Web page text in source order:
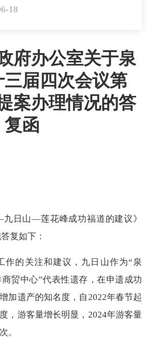
18
府办公室关于泉
届四次会议第
案办理情况的答
复函
山—莲花峰成功福道的建议》
复如下：
的关注和建议，九日山作为“泉
贸中心”代表性遗存，在申遗成功
加遗产的知名度，自2022年春节起
，游客量增长明显，2024年游客量
。